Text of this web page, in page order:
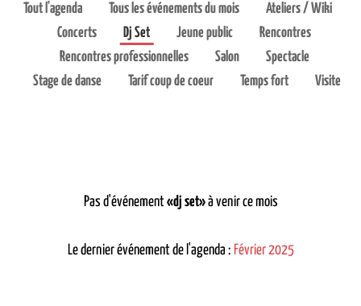
Tout l'agenda Tous les événements du mois
Ateliers / Wiki
Concerts
Dj Set Jeune public
Rencontres
Rencontres professionnelles
Salon
Spectacle
Stage de danse
Tarif coup de coeur Temps fort Visite
Pas d'événement«dj set»à venir ce mois
Le dernier événement de l'agenda : Février 2025